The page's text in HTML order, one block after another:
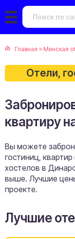
Главная » Минская
Отели,
квартиру
Вы можете
гостиниц,
хостелов в
выше. Лучшие
проекте.
Лучшие